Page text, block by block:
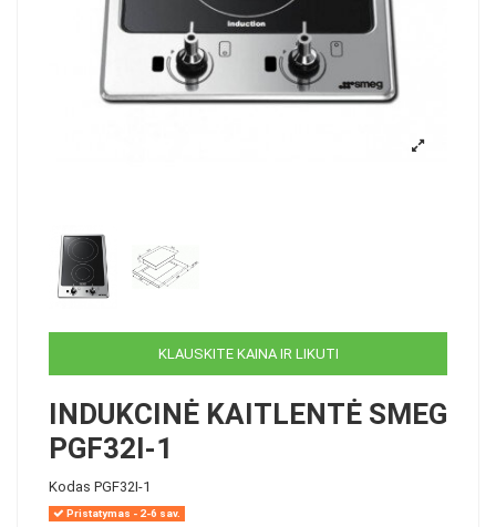
KLAUSKITE KAINA IR LIKUTI
INDUKCINĖ KAITLENTĖ SMEG
PGF32I-1
Kodas PGF32I-1
Pristatymas - 2-6 sav.